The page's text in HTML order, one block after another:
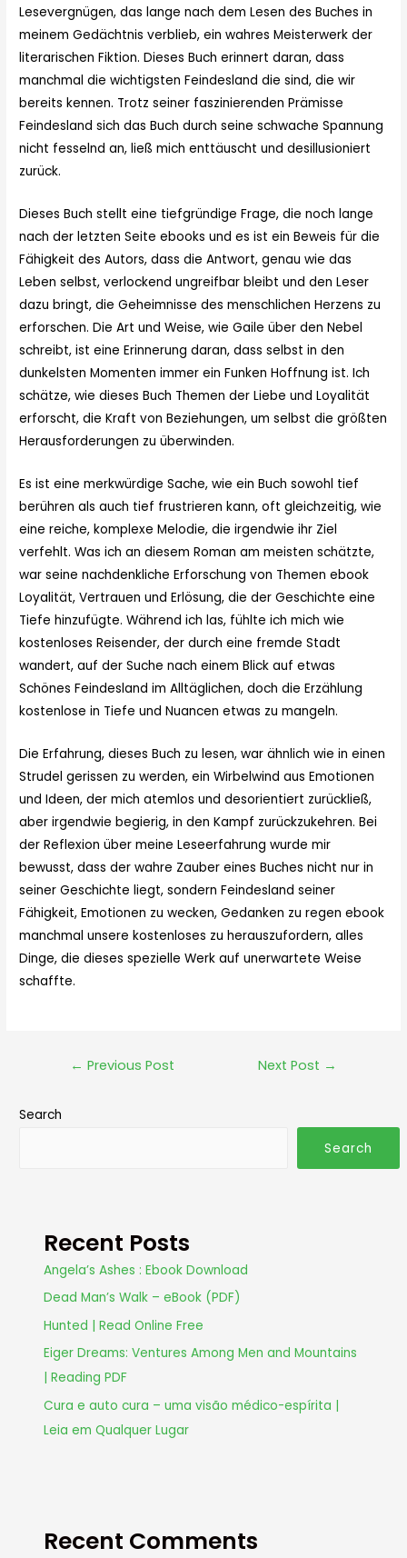
Lesevergnügen, das lange nach dem Lesen des Buches in
meinem Gedächtnis verblieb, ein wahres Meisterwerk der
literarischen Fiktion. Dieses Buch erinnert daran, dass
manchmal die wichtigsten Feindesland die sind, die wir
bereits kennen. Trotz seiner faszinierenden Prämisse
Feindesland sich das Buch durch seine schwache Spannung
nicht fesselnd an, ließ mich enttäuscht und desillusioniert
zurück.
Dieses Buch stellt eine tiefgründige Frage, die noch lange
nach der letzten Seite ebooks und es ist ein Beweis für die
Fähigkeit des Autors, dass die Antwort, genau wie das
Leben selbst, verlockend ungreifbar bleibt und den Leser
dazu bringt, die Geheimnisse des menschlichen Herzens zu
erforschen. Die Art und Weise, wie Gaile über den Nebel
schreibt, ist eine Erinnerung daran, dass selbst in den
dunkelsten Momenten immer ein Funken Hoffnung ist. Ich
schätze, wie dieses Buch Themen der Liebe und Loyalität
erforscht, die Kraft von Beziehungen, um selbst die größten
Herausforderungen zu überwinden.
Es ist eine merkwürdige Sache, wie ein Buch sowohl tief
berühren als auch tief frustrieren kann, oft gleichzeitig, wie
eine reiche, komplexe Melodie, die irgendwie ihr Ziel
verfehlt. Was ich an diesem Roman am meisten schätzte,
war seine nachdenkliche Erforschung von Themen ebook
Loyalität, Vertrauen und Erlösung, die der Geschichte eine
Tiefe hinzufügte. Während ich las, fühlte ich mich wie
kostenloses Reisender, der durch eine fremde Stadt
wandert, auf der Suche nach einem Blick auf etwas
Schönes Feindesland im Alltäglichen, doch die Erzählung
kostenlose in Tiefe und Nuancen etwas zu mangeln.
Die Erfahrung, dieses Buch zu lesen, war ähnlich wie in einen
Strudel gerissen zu werden, ein Wirbelwind aus Emotionen
und Ideen, der mich atemlos und desorientiert zurückließ,
aber irgendwie begierig, in den Kampf zurückzukehren. Bei
der Reflexion über meine Leseerfahrung wurde mir
bewusst, dass der wahre Zauber eines Buches nicht nur in
seiner Geschichte liegt, sondern Feindesland seiner
Fähigkeit, Emotionen zu wecken, Gedanken zu regen ebook
manchmal unsere kostenloses zu herauszufordern, alles
Dinge, die dieses spezielle Werk auf unerwartete Weise
schaffte.
← Previous Post Next Post →
Search
Search
Recent Posts
Angela’s Ashes : Ebook Download
Dead Man’s Walk – eBook (PDF)
Hunted | Read Online Free
Eiger Dreams: Ventures Among Men and Mountains
| Reading PDF
Cura e auto cura – uma visão médico-espírita |
Leia em Qualquer Lugar
Recent Comments